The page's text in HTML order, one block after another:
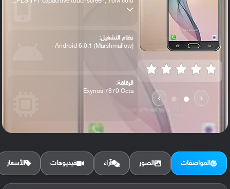
‹
›
نظام التشغيل:
Android 6.0.1 (Marshmallow)
الرقاقة:
Exynos 7870 Octa
الرام / التخزين:
المواصفات الصور آراء فيديوهات الأسعار